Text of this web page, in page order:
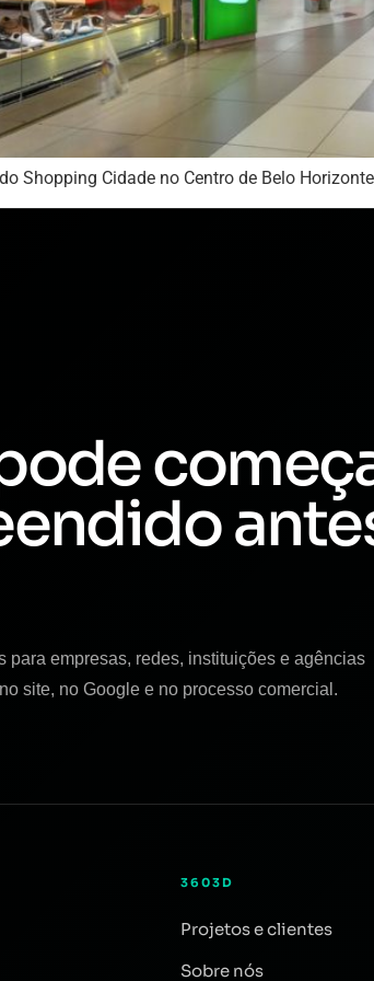
Shopping Cidade no Centro de Belo
empresas, redes, instituições e agências
site, no Google e no processo comercial.
3603D
Projetos e clientes
Sobre nós